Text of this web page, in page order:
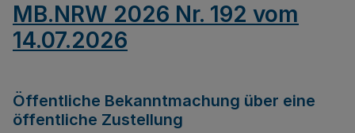
MB.NRW 2026 Nr. 192 vom
14.07.2026
Öffentliche Bekanntmachung über eine
öffentliche Zustellung